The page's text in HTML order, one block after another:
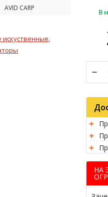
AVID CARP
,
В
НА